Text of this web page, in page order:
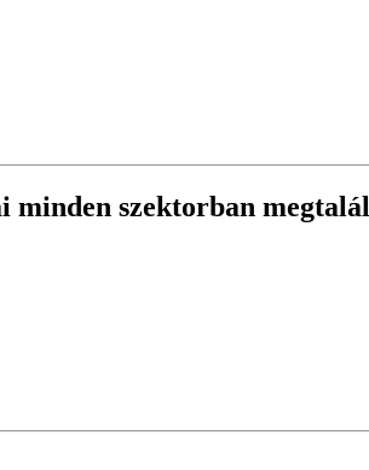
minden szektorban